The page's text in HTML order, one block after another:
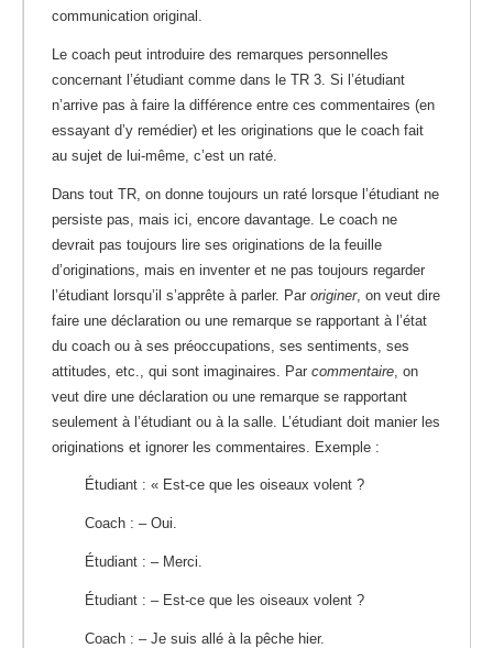
communication original.
Le coach peut introduire des remarques personnelles
concernant l’étudiant comme dans le TR 3. Si l’étudiant
n’arrive pas à faire la différence entre ces commentaires (en
essayant d’y remédier) et les originations que le coach fait
au sujet de lui-même, c’est un raté.
Dans tout TR, on donne toujours un raté lorsque l’étudiant ne
persiste pas, mais ici, encore davantage. Le coach ne
devrait pas toujours lire ses originations de la feuille
d’originations, mais en inventer et ne pas toujours regarder
l’étudiant lorsqu’il s’apprête à parler. Par originer, on veut dire
faire une déclaration ou une remarque se rapportant à l’état
du coach ou à ses préoccupations, ses sentiments, ses
attitudes, etc., qui sont imaginaires. Par commentaire , on
veut dire une déclaration ou une remarque se rapportant
seulement à l’étudiant ou à la salle. L’étudiant doit manier les
originations et ignorer les commentaires. Exemple :
Étudiant : « Est-ce que les oiseaux volent ?
Coach : – Oui.
Étudiant : – Merci.
Étudiant : – Est-ce que les oiseaux volent ?
Coach : – Je suis allé à la pêche hier.